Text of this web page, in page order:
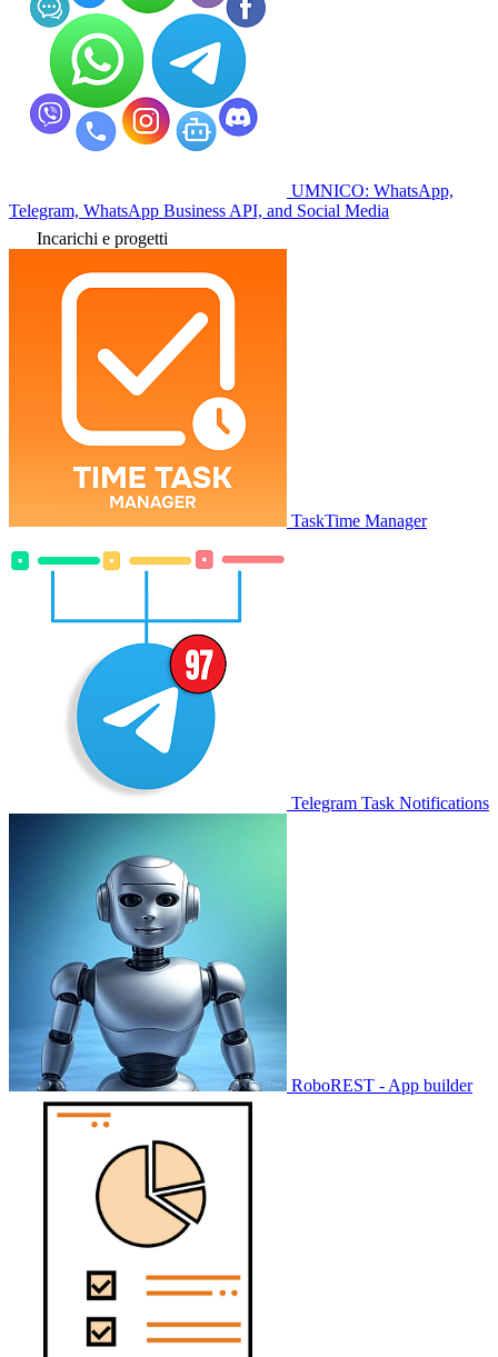
UMNICO: WhatsApp,
Telegram, WhatsApp Business API, and Social Media
Incarichi e progetti
TaskTime Manager
Telegram Task Notifications
RoboREST - App builder